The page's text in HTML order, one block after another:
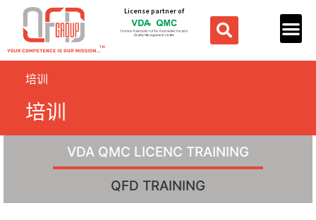
License partner of
培训
培训
VDA QMC LICENC TRAINING
QFD TRAINING